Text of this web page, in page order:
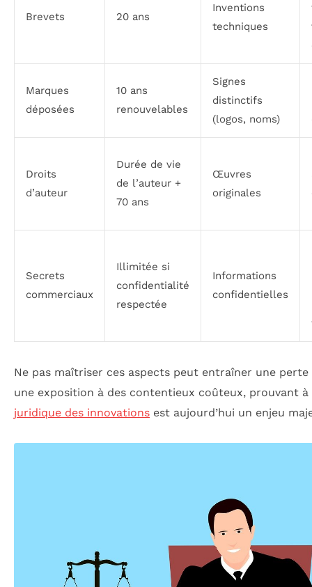
Brevets 20 ans
Inventions
techniques
Marques
déposées
10 ans
renouvelables
Signes
distinctifs
(logos, noms)
Droits
d’auteur
Durée de vie
de l’auteur +
70 ans
Œuvres
originales
Secrets
commerciaux
Illimitée si
confidentialité
respectée
Informations
confidentielles
Ne pas maîtriser ces aspects peut entraîner une
une exposition à des contentieux coûteux, prouvant
juridique des innovations est aujourd’hui un enjeu